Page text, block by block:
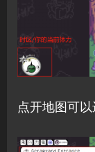
点开地图可